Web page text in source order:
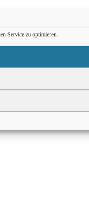
Service zu optimieren.